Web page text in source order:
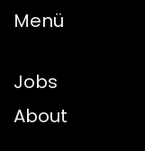
Menü
Jobs
About